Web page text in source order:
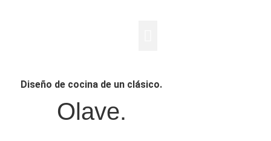
Diseño de cocina de un clásico.
Olave.